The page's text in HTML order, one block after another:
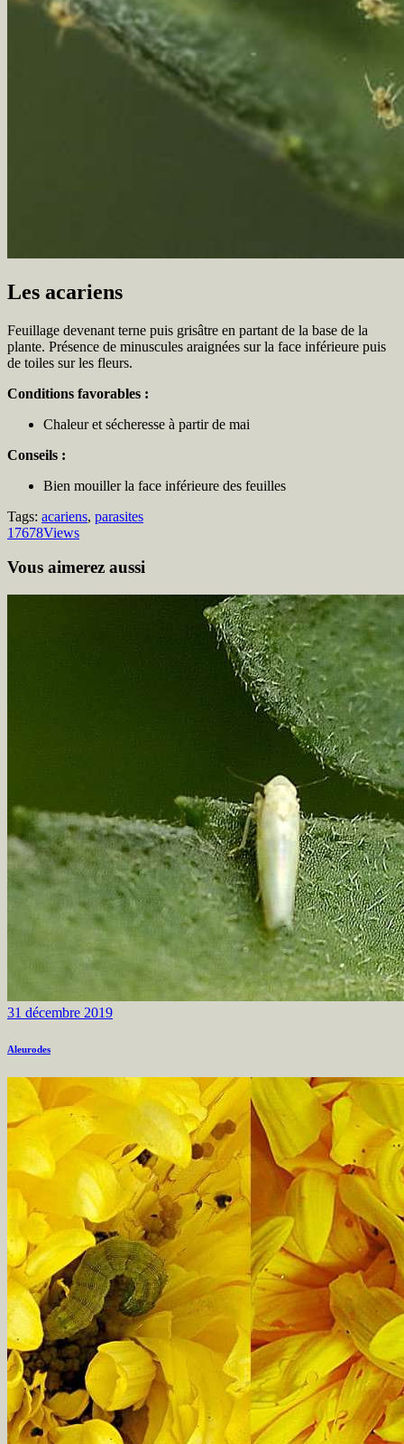
Les acariens
Feuillage devenant terne puis grisâtre en partant de la base de la
plante. Présence de minuscules araignées sur la face inférieure puis
de toiles sur les fleurs.
Conditions favorables :
Chaleur et sécheresse à partir de mai
Conseils :
Bien mouiller la face inférieure des feuilles
Tags: acariens, parasites
17678Views
Vous aimerez aussi
31 décembre 2019
Aleurodes